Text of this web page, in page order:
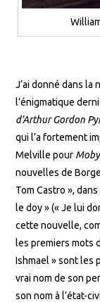
J’ai donné dans
l’énigmatique
d’Arthur Gordon
qui l’a fortement
Melville pour
nouvelles de
Tom Castro », dans
le doy » (« Je lui
cette nouvelle,
les premiers mots
Ishmael » sont les
vrai nom de son
son nom à l’état-